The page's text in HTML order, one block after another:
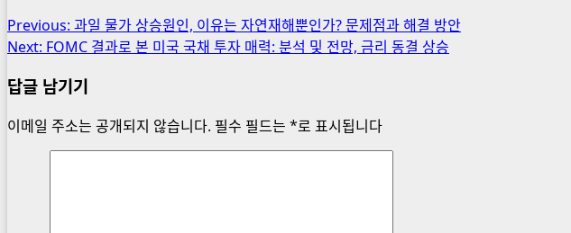
중...
Post
navigation
Previous: 과일 물가 상승원인, 이유는 자연재해뿐인가? 문제점과 해결 방안
Next: FOMC 결과로 본 미국 국채 투자 매력: 분석 및 전망, 금리 동결 상승
답글 남기기
이메일 주소는 공개되지 않습니다. 필수 필드는 *로 표시됩니다